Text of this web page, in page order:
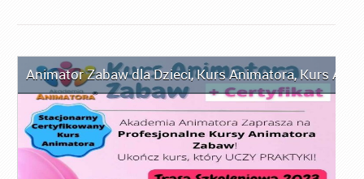
Animator Zabaw dla Dzieci,Kurs Animatora,Kurs